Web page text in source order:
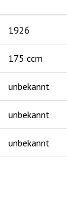
1926
175 ccm
unbekannt
unbekannt
unbekannt